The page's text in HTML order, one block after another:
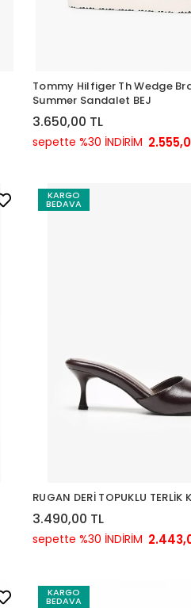
Tommy Hilfiger Th Wedge
Summer Sandalet BEJ
3.650,00 TL
sepette %30 İNDİRİM
KARGO
BEDAVA
RUGAN DERİ TOPUKLU TERLİK
3.490,00 TL
sepette %30 İNDİRİM
KARGO
BEDAVA